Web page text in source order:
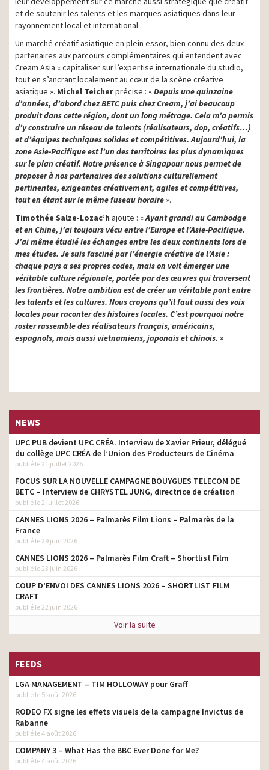
et de soutenir les talents et les marques asiatiques dans leur
rayonnement local et international.
Un marché créatif asiatique en plein essor, bien connu des deux
partenaires aux parcours complémentaires qui entendent avec
Cream Asia « capitaliser sur l’expertise internationale du studio,
tout en s’ancrant localement au cœur de la scène créative
asiatique ». Michel Teicherprécise : «Depuis une quinzaine
d’années, d’abord chez BETC puis chez Cream, j’ai beaucoup
produit dans cette région, dont un long métrage. Cela m’a permis
d’y construire un réseau de talents (réalisateurs, dop, créatifs…)
et d’équipes techniques solides et compétitives. Aujourd’hui, la
zone Asie-Pacifique est l’un des territoires les plus dynamiques
sur le plan créatif. Notre présence à Singapour nous permet de
proposer à nos partenaires des solutions culturellement
pertinentes, exigeantes créativement, agiles et compétitives,
tout en étant sur le même fuseau horaire».
Timothée Salze-Lozac’h ajoute : «Ayant grandi au Cambodge
et en Chine, j’ai toujours vécu entre l’Europe et l’Asie-Pacifique.
J’ai même étudié les échanges entre les deux continents lors de
mes études. Je suis fasciné par l’énergie créative de l’Asie :
chaque pays a ses propres codes, mais on voit émerger une
véritable culture régionale, portée par des œuvres qui traversent
les frontières. Notre ambition est de créer un véritable pont entre
les talents et les cultures. Nous croyons qu’il faut aussi des voix
locales pour raconter des histoires locales. C’est pourquoi notre
roster rassemble des réalisateurs français, américains,
espagnols, mais aussi vietnamiens, japonais et chinois. »
NEWS
UPC PUB devient UPC CRÉA. Interview de Xavier Prieur, délégué
du collège UPC CRÉA de l’Union des Producteurs de Cinéma
publié le 21 juillet 2026
FOCUS SUR LA NOUVELLE CAMPAGNE BOUYGUES TELECOM DE
BETC – Interview de CHRYSTEL JUNG, directrice de création
publié le 2 juillet 2026
CANNES LIONS 2026 – Palmarès Film Lions – Palmarès de la
France
publié le 29 juin 2026
CANNES LIONS 2026 – Palmarès Film Craft – Shortlist Film
publié le 23 juin 2026
COUP D’ENVOI DES CANNES LIONS 2026 – SHORTLIST FILM
CRAFT
publié le 22 juin 2026
Voir la suite
FEEDS
LGA MANAGEMENT – TIM HOLLOWAY pour Graff
publié le 5 août 2026
RODEO FX signe les effets visuels de la campagne Invictus de
Rabanne
publié le 4 août 2026
COMPANY 3 – What Has the BBC Ever Done for Me?
publié le 4 août 2026